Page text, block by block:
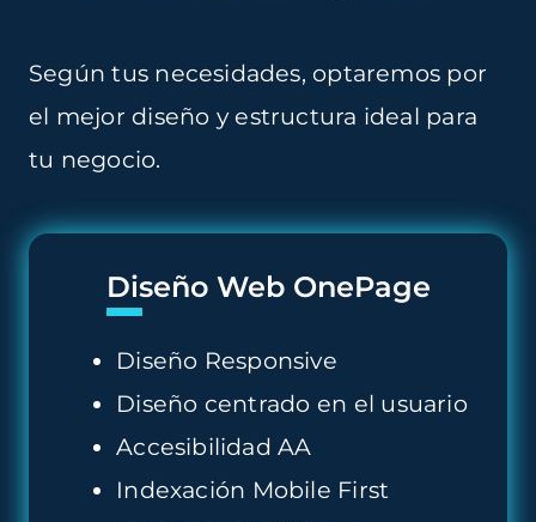
Según tus necesidades, optaremos por
el mejor diseño y estructura ideal para
tu negocio.
Diseño Web OnePage
Diseño Responsive
Diseño centrado en el usuario
Accesibilidad AA
Indexación Mobile First